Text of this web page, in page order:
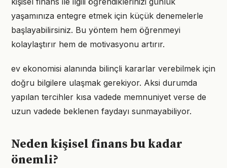
yaşamınıza entegre etmek için küçük denemelerle
başlayabilirsiniz. Bu yöntem hem öğrenmeyi
kolaylaştırır hem de motivasyonu artırır.
ev ekonomisi alanında bilinçli kararlar verebilmek için
doğru bilgilere ulaşmak gerekiyor. Aksi durumda
yapılan tercihler kısa vadede memnuniyet verse de
uzun vadede beklenen faydayı sunmayabiliyor.
Neden kişisel finans bu kadar
önemli?